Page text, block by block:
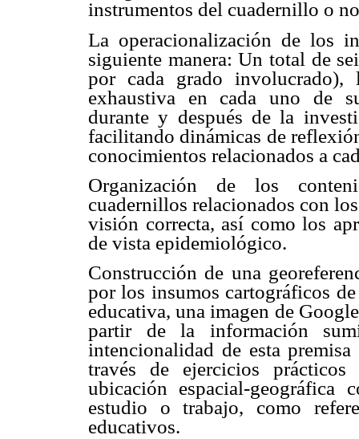
instrumentos del cuadernillo o
La operacionalización de los
siguiente manera: Un total de
por cada grado involucrado),
exhaustiva en cada uno de
durante y después de la
facilitando dinámicas de
conocimientos relacionados a
Organización de los
cuadernillos relacionados con
visión correcta, así como los
de vista epidemiológico.
Construcción de una
por los insumos cartográficos
educativa, una imagen de
partir de la información
intencionalidad de esta
través de ejercicios
ubicación espacial-geográfica
estudio o trabajo, como
educativos.